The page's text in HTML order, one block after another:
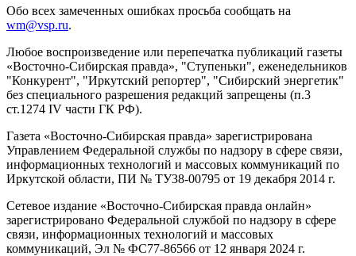
Обо всех замеченных ошибках просьба сообщать на
wm@vsp.ru.
Любое воспроизведение или перепечатка публикаций газеты
«Восточно-Сибирская правда», "Ступеньки", еженедельников
"Конкурент", "Иркутский репортер", "Сибирский энергетик"
без специального разрешения редакций запрещены (п.3
ст.1274 IV части ГК РФ).
Газета «Восточно-Сибирская правда» зарегистрирована
Управлением Федеральной службы по надзору в сфере связи,
информационных технологий и массовых коммуникаций по
Иркутской области, ПИ № ТУ38-00795 от 19 декабря 2014 г.
Сетевое издание «Восточно-Сибирская правда онлайн»
зарегистрировано Федеральной службой по надзору в сфере
связи, информационных технологий и массовых
коммуникаций, Эл № ФС77-86566 от 12 января 2024 г.